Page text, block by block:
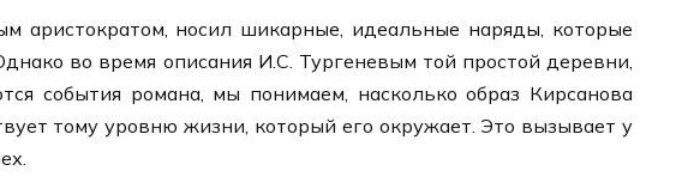
аристократом, носил шикарные, идеальные наряды, которые
во время описания И.С. Тургеневым той простой деревни,
события романа, мы понимаем, насколько образ Кирсанова
тому уровню жизни, который его окружает. Это вызывает у